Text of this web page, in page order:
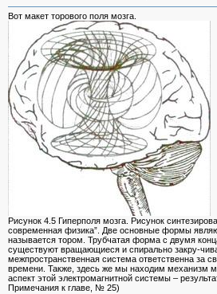
Вот макет торового поля мозга.
Рисунок 4.5 Гиперполя мозга. Рисунок
современная физика”. Две основные формы
называется тором. Трубчатая форма с двумя
существуют вращающиеся и спирально закру-
межпространственная система ответственна за
времени. Также, здесь же мы находим механизм
аспект этой электромагнитной системы –
Примечания к главе, № 25)